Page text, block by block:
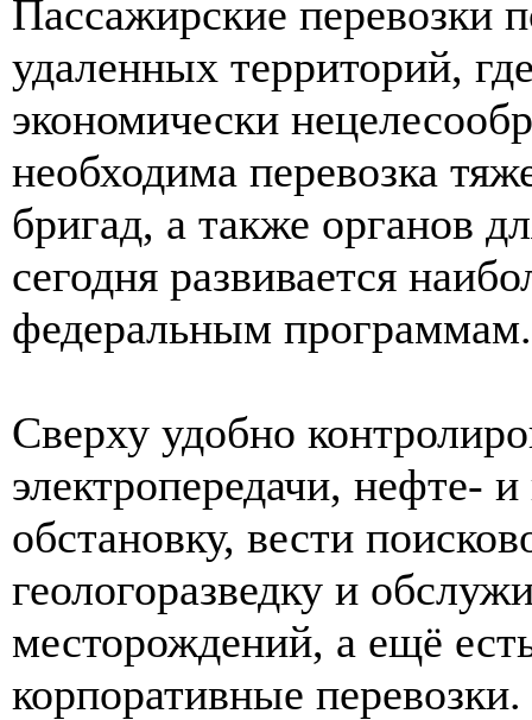
Пассажирские перевозки
удаленных территорий,
экономически
необходима перевозка
бригад, а также органов
сегодня развивается
федеральным программам.
Сверху удобно
электропередачи, нефте-
обстановку, вести
геологоразведку и
месторождений, а ещё
корпоративные перевозки.